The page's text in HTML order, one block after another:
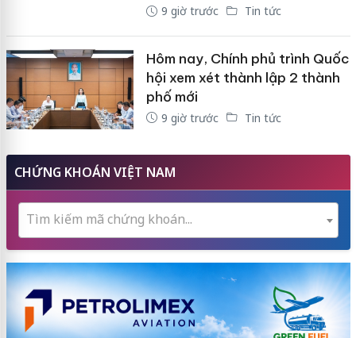
9 giờ trước Tin tức
Hôm nay, Chính phủ trình Quốc
hội xem xét thành lập 2 thành
phố mới
9 giờ trước Tin tức
CHỨNG KHOÁN VIỆT NAM
Tìm kiếm mã chứng khoán...